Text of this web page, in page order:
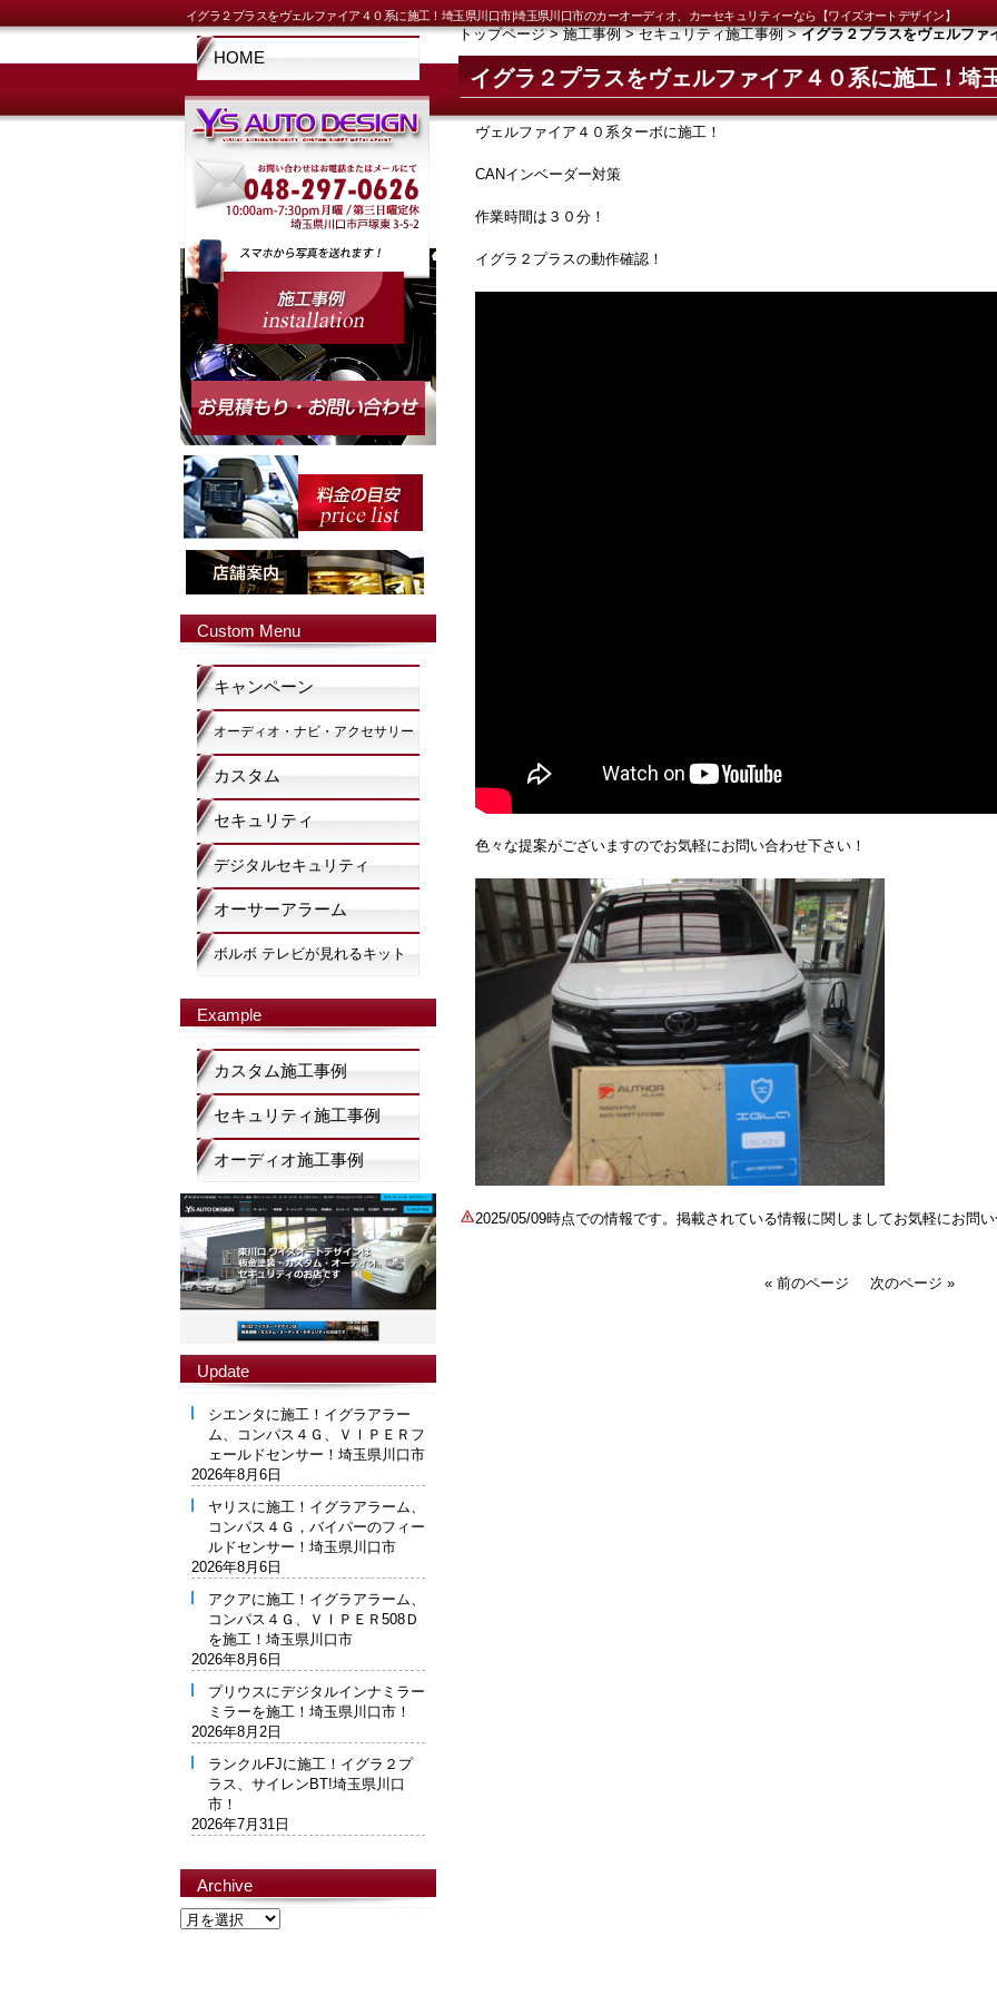
イグラ２プラスをヴェルファイア４０系に施工！埼玉県川口市|埼玉県川口市のカーオーディオ、カーセキュリティーなら【ワイズオートデザイン】
トップページ>施工事例>セキュリティ施工事例>イグラ２プラスをヴェルファ
イグラ２プラスをヴェルファイア４０系に施工！埼
ヴェルファイア４０系ターボに施工！
CANインベーダー対策
作業時間は３０分！
イグラ２プラスの動作確認！
色々な提案がございますのでお気軽にお問い合わせ下さい！
2025/05/09時点での情報です。掲載されている情報に関しましてお気軽にお問い
« 前のページ 次のページ »
HOME
Custom Menu
キャンペーン
オーディオ・ナビ・アクセサリー
カスタム
セキュリティ
デジタルセキュリティ
オーサーアラーム
ボルボ テレビが見れるキット
Example
カスタム施工事例
セキュリティ施工事例
オーディオ施工事例
Update
シエンタに施工！イグラアラー
ム、コンパス４Ｇ、ＶＩＰＥＲフ
ェールドセンサー！埼玉県川口市
2026年8月6日
ヤリスに施工！イグラアラーム、
コンパス４Ｇ，バイパーのフィー
ルドセンサー！埼玉県川口市
2026年8月6日
アクアに施工！イグラアラーム、
コンパス４Ｇ、ＶＩＰＥＲ508Ｄ
を施工！埼玉県川口市
2026年8月6日
プリウスにデジタルインナミラー
ミラーを施工！埼玉県川口市！
2026年8月2日
ランクルFJに施工！イグラ２プ
ラス、サイレンBT!埼玉県川口
市！
2026年7月31日
Archive
Archive